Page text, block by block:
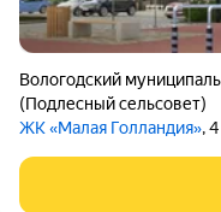
Вологодский
(Подлесный сельсовет)
ЖК «Малая Голландия»,